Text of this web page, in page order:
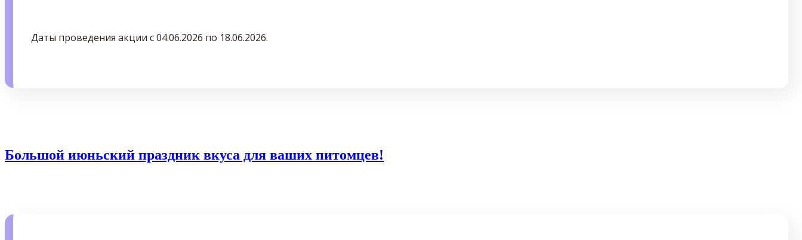
Даты проведения акции с 04.06.2026 по 18.06.2026.
Большой июньский праздник вкуса для ваших питомцев!